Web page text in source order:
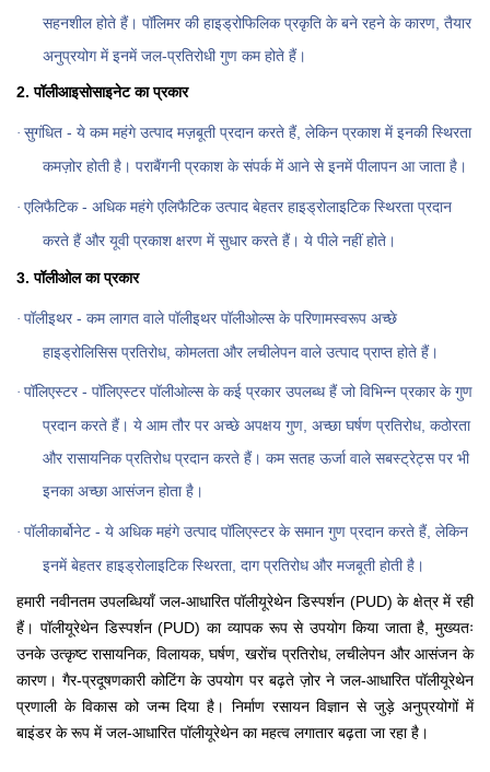
सहनशील होते हैं। पॉलिमर की हाइड्रोफिलिक प्रकृति के बने रहने के कारण, तैयार
अनुप्रयोग में इनमें जल-प्रतिरोधी गुण कम होते हैं।
2. पॉलीआइसोसाइनेट का प्रकार
· सुगंधित - ये कम महंगे उत्पाद मज़बूती प्रदान करते हैं, लेकिन प्रकाश में इनकी स्थिरता
कमज़ोर होती है। पराबैंगनी प्रकाश के संपर्क में आने से इनमें पीलापन आ जाता है।
· एलिफैटिक - अधिक महंगे एलिफैटिक उत्पाद बेहतर हाइड्रोलाइटिक स्थिरता प्रदान
करते हैं और यूवी प्रकाश क्षरण में सुधार करते हैं। ये पीले नहीं होते।
3. पॉलीओल का प्रकार
· पॉलीइथर - कम लागत वाले पॉलीइथर पॉलीओल्स के परिणामस्वरूप अच्छे
हाइड्रोलिसिस प्रतिरोध, कोमलता और लचीलेपन वाले उत्पाद प्राप्त होते हैं।
· पॉलिएस्टर - पॉलिएस्टर पॉलीओल्स के कई प्रकार उपलब्ध हैं जो विभिन्न प्रकार के गुण
प्रदान करते हैं। ये आम तौर पर अच्छे अपक्षय गुण, अच्छा घर्षण प्रतिरोध, कठोरता
और रासायनिक प्रतिरोध प्रदान करते हैं। कम सतह ऊर्जा वाले सबस्ट्रेट्स पर भी
इनका अच्छा आसंजन होता है।
· पॉलीकार्बोनेट - ये अधिक महंगे उत्पाद पॉलिएस्टर के समान गुण प्रदान करते हैं, लेकिन
इनमें बेहतर हाइड्रोलाइटिक स्थिरता, दाग प्रतिरोध और मजबूती होती है।
हमारी नवीनतम उपलब्धियाँ जल-आधारित पॉलीयूरेथेन डिस्पर्शन (PUD) के क्षेत्र में रही
हैं। पॉलीयूरेथेन डिस्पर्शन (PUD) का व्यापक रूप से उपयोग किया जाता है, मुख्यतः
उनके उत्कृष्ट रासायनिक, विलायक, घर्षण, खरोंच प्रतिरोध, लचीलेपन और आसंजन के
कारण। गैर-प्रदूषणकारी कोटिंग के उपयोग पर बढ़ते ज़ोर ने जल-आधारित पॉलीयूरेथेन
प्रणाली के विकास को जन्म दिया है। निर्माण रसायन विज्ञान से जुड़े अनुप्रयोगों में
बाइंडर के रूप में जल-आधारित पॉलीयूरेथेन का महत्व लगातार बढ़ता जा रहा है।